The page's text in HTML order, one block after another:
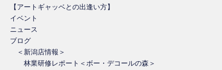
【アートギャッベとの出逢い方】
イベント
ニュース
ブログ
＜新潟店情報＞
林業研修レポート＜ボー・デコールの森＞